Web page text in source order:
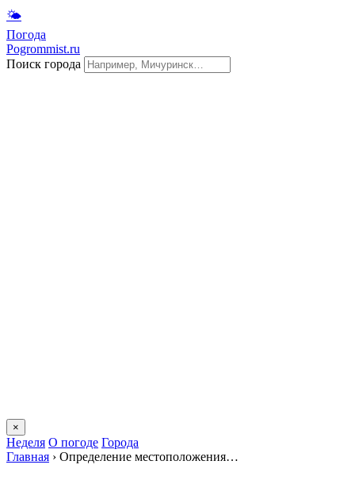
🌤
Погода
Pogrommist.ru
Поиск города
×
Неделя О погоде Города
Главная › Определение местоположения…